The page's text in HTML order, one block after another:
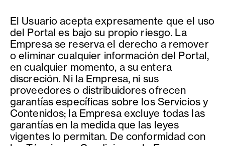
El Usuario acepta expresamente que el uso
del Portal es bajo su propio riesgo. La
Empresa se reserva el derecho a remover
o eliminar cualquier información del Portal,
en cualquier momento, a su entera
discreción. Ni la Empresa, ni sus
proveedores o distribuidores ofrecen
garantías específicas sobre los Servicios y
Contenidos; la Empresa excluye todas las
garantías en la medida que las leyes
vigentes lo permitan. De conformidad con